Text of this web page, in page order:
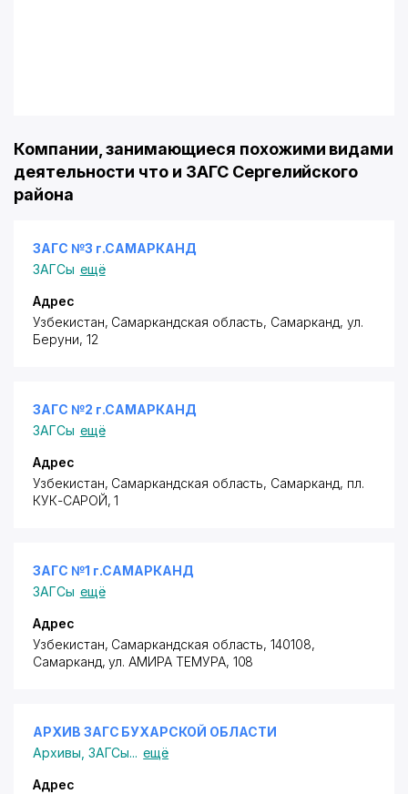
Компании, занимающиеся похожими видами
деятельности что и ЗАГС Сергелийского
района
ЗАГС №3 г.САМАРКАНД
ЗАГСы ещё
Адрес
Узбекистан, Самаркандская область, Самарканд, ул.
Беруни, 12
ЗАГС №2 г.САМАРКАНД
ЗАГСы ещё
Адрес
Узбекистан, Самаркандская область, Самарканд, пл.
КУК-САРОЙ, 1
ЗАГС №1 г.САМАРКАНД
ЗАГСы ещё
Адрес
Узбекистан, Самаркандская область, 140108,
Самарканд,ул. АМИРА ТЕМУРА, 108
АРХИВ ЗАГС БУХАРСКОЙ ОБЛАСТИ
Архивы ЗАГСы... ещё
Адрес